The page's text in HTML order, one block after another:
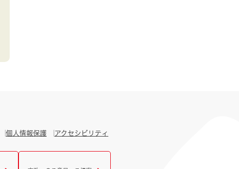
個人情報保護 アクセシビリティ